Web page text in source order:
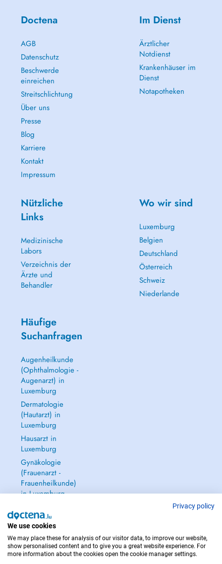
Doctena
AGB
Datenschutz
Beschwerde
einreichen
Streitschlichtung
Über uns
Presse
Blog
Karriere
Kontakt
Impressum
Im Dienst
Ärztlicher
Notdienst
Krankenhäuser im
Dienst
Notapotheken
Nützliche
Links
Medizinische
Labors
Verzeichnis der
Ärzte und
Behandler
Wo wir sind
Luxemburg
Belgien
Deutschland
Österreich
Schweiz
Niederlande
Häufige
Suchanfragen
Augenheilkunde
(Ophthalmologie -
Augenarzt) in
Luxemburg
Dermatologie
(Hautarzt) in
Luxemburg
Hausarzt in
Luxemburg
Gynäkologie
(Frauenarzt -
Frauenheilkunde)
in Luxemburg
IM NOTFALL WENDEN SIE SICH AN : 112
Privacy policy
We use cookies
We may place these for analysis of our visitor data, to improve our website,
show personalised content and to give you a great website experience. For
more information about the cookies open the cookie manager settings.